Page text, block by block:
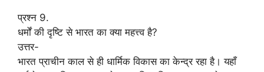
प्रश्न 9.
धर्मों की दृष्टि से भारत का क्या महत्त्व है?
उत्तर-
भारत प्राचीन काल से ही धार्मिक विकास का केन्द्र रहा है। यहाँ